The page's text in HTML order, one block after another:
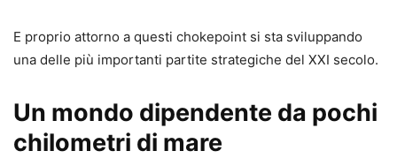
E proprio attorno a questi chokepoint si sta sviluppando
una delle più importanti partite strategiche del XXI secolo.
Un mondo dipendente da pochi
chilometri di mare